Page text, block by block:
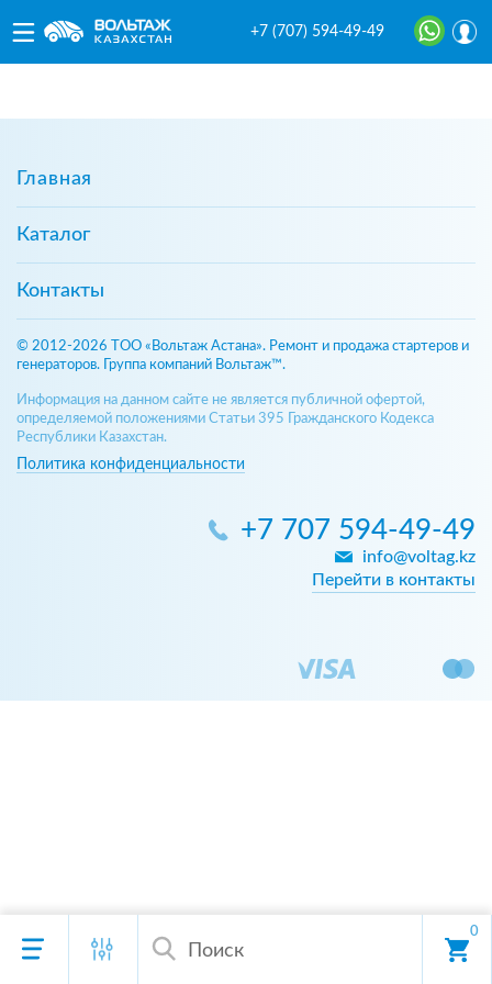
0
+7 (707) 594-49-49
Главная
Каталог
Контакты
© 2012-2026 ТОО «Вольтаж Астана». Ремонт и продажа стартеров и
генераторов. Группа компаний Вольтаж™.
Информация на данном сайте не является публичной офертой,
определяемой положениями Статьи 395 Гражданского Кодекса
Республики Казахстан.
Политика конфиденциальности
+7 707 594-49-49
info@voltag.kz
Перейти в контакты